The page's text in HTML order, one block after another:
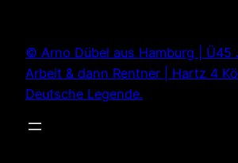
springen
© Arno Dübel aus Hamburg | Ü45
Arbeit & dann Rentner | Hartz 4
Deutsche Legende.